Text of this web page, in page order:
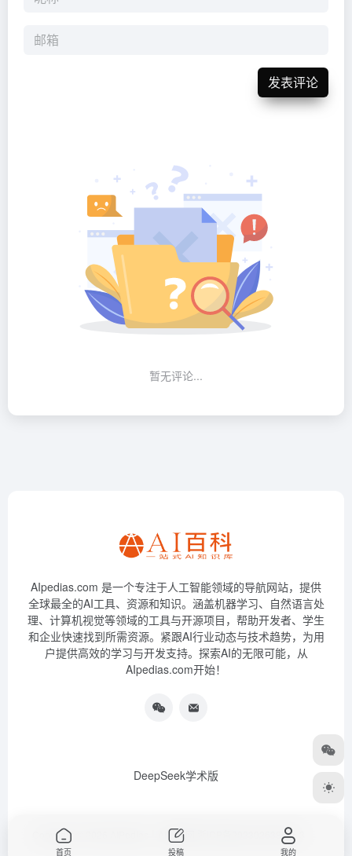
发表评论
暂无评论...
AIpedias.com 是一个专注于人工智能领域的导航网站，提供
全球最全的AI工具、资源和知识。涵盖机器学习、自然语言处
理、计算机视觉等领域的工具与开源项目，帮助开发者、学生
和企业快速找到所需资源。紧跟AI行业动态与技术趋势，为用
户提供高效的学习与开发支持。探索AI的无限可能，从
AIpedias.com开始！
DeepSeek学术版
Copyright © 2026 AIPedias｜AI导航网 浙ICP备2023026385号-3
首页 投稿 我的